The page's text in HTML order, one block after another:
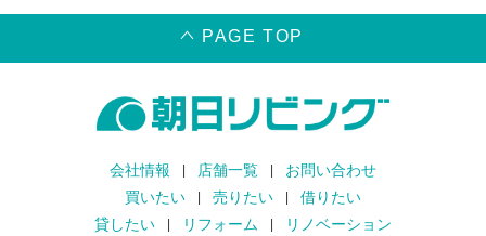
PAGE TOP
会社情報 店舗一覧
お問い合わせ
買いたい
売りたい
借りたい
貸したい
リフォーム
リノベーション